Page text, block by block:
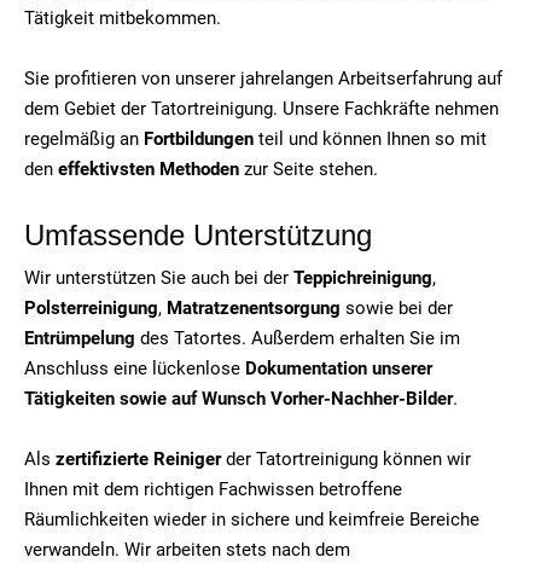
Tätigkeit mitbekommen.
Sie profitieren von unserer jahrelangen Arbeitserfahrung auf
dem Gebiet der Tatortreinigung. Unsere Fachkräfte nehmen
regelmäßig an Fortbildungen teil und können Ihnen so mit
den effektivsten Methoden zur Seite stehen.
Umfassende Unterstützung
Wir unterstützen Sie auch bei der Teppichreinigung,
Polsterreinigung, Matratzenentsorgung sowie bei der
Entrümpelung des Tatortes. Außerdem erhalten Sie im
Anschluss eine lückenlose Dokumentation unserer
Tätigkeiten sowie auf Wunsch Vorher-Nachher-Bilder.
Als zertifizierte Reinigerder Tatortreinigung können wir
Ihnen mit dem richtigen Fachwissen betroffene
Räumlichkeiten wieder in sichere und keimfreie Bereiche
verwandeln. Wir arbeiten stets nach dem